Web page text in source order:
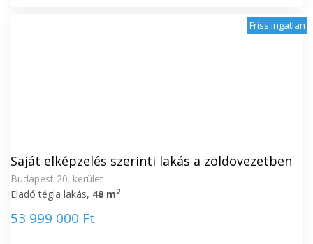
Friss ingatlan
Saját elképzelés szerinti lakás a zöldövezetben
Budapest 20. kerület
Eladó tégla lakás, 48 m2
53 999 000 Ft